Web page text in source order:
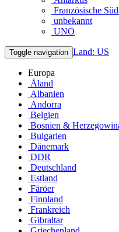
Französische
unbekannt
UNO
Toggle navigation Land: US
Europa
Åland
Albanien
Andorra
Belgien
Bosnien &
Bulgarien
Dänemark
DDR
Deutschland
Estland
Färöer
Finnland
Frankreich
Gibraltar